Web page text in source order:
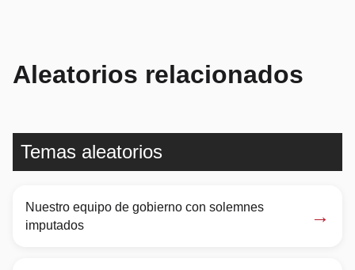
Aleatorios relacionados
Temas aleatorios
Nuestro equipo de gobierno con solemnes
imputados
→